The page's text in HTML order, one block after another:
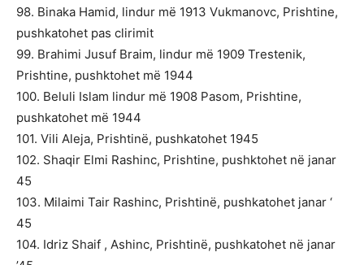
98. Binaka Hamid, lindur më 1913 Vukmanovc, Prishtine,
pushkatohet pas clirimit
99. Brahimi Jusuf Braim, lindur më 1909 Trestenik,
Prishtine, pushktohet më 1944
100. Beluli Islam lindur më 1908 Pasom, Prishtine,
pushkatohet më 1944
101. Vili Aleja, Prishtinë, pushkatohet 1945
102. Shaqir Elmi Rashinc, Prishtine, pushktohet në janar
45
103. Milaimi Tair Rashinc, Prishtinë, pushkatohet janar ‘
45
104. Idriz Shaif , Ashinc, Prishtinë, pushkatohet në janar